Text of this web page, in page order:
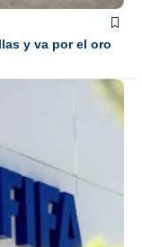
y va por el oro